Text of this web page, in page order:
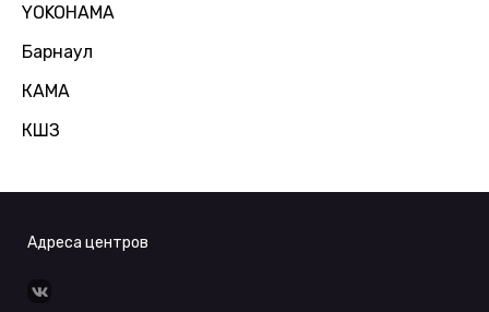
YOKOHAMA
Барнаул
КАМА
КШЗ
Адреса центров